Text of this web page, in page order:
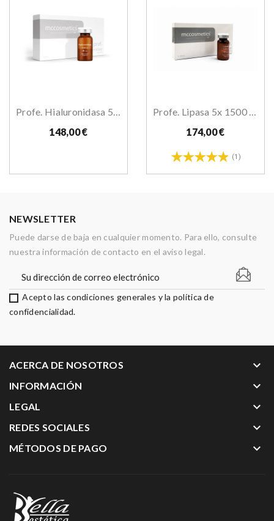
Profe. Hialuronidasa 5x1500 UI
148,00 €
Profe. Lipasa 5x 1500 UI
174,00 €
(1)
NEWSLETTER
Puede darse de baja en cualquier momento. Para ello, consulte
nuestra información de contacto en el aviso legal.
Acepto las condiciones generales y la política de
confidencialidad.
ACERCA DE NOSOTROS keyboard_arrow_down
INFORMACIÓN keyboard_arrow_down
LEGAL keyboard_arrow_down
REDES SOCIALES keyboard_arrow_down
MÉTODOS DE PAGO keyboard_arrow_down